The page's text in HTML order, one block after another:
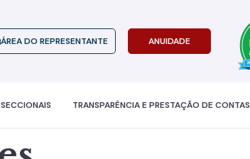
ÁREA DO REPRESENTANTE ANUIDADE
TRANSPARÊNCIA E PRESTAÇÃO DE CONTAS